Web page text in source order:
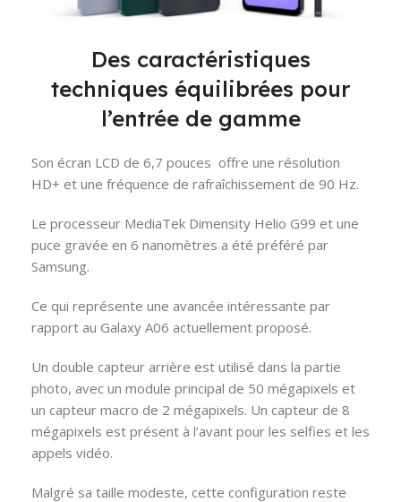
Des caractéristiques
techniques équilibrées pour
l’entrée de gamme
Son écran LCD de 6,7 pouces offre une résolution
HD+ et une fréquence de rafraîchissement de 90 Hz.
Le processeur MediaTek Dimensity Helio G99 et une
puce gravée en 6 nanomètres a été préféré par
Samsung.
Ce qui représente une avancée intéressante par
rapport au Galaxy A06 actuellement proposé.
Un double capteur arrière est utilisé dans la partie
photo, avec un module principal de 50 mégapixels et
un capteur macro de 2 mégapixels. Un capteur de 8
mégapixels est présent à l’avant pour les selfies et les
appels vidéo.
Malgré sa taille modeste, cette configuration reste